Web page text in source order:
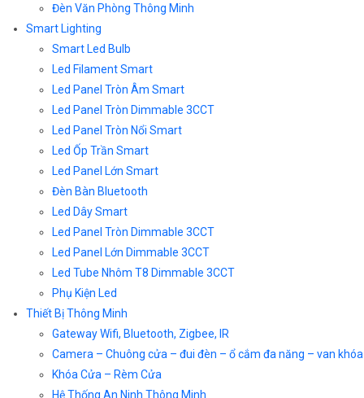
Đèn Văn Phòng Thông Minh
Smart Lighting
Smart Led Bulb
Led Filament Smart
Led Panel Tròn Âm Smart
Led Panel Tròn Dimmable 3CCT
Led Panel Tròn Nổi Smart
Led Ốp Trần Smart
Led Panel Lớn Smart
Đèn Bàn Bluetooth
Led Dây Smart
Led Panel Tròn Dimmable 3CCT
Led Panel Lớn Dimmable 3CCT
Led Tube Nhôm T8 Dimmable 3CCT
Phụ Kiện Led
Thiết Bị Thông Minh
Gateway Wifi, Bluetooth, Zigbee, IR
Camera – Chuông cửa – đui đèn – ổ cắm đa năng – van khóa
Khóa Cửa – Rèm Cửa
Hệ Thống An Ninh Thông Minh